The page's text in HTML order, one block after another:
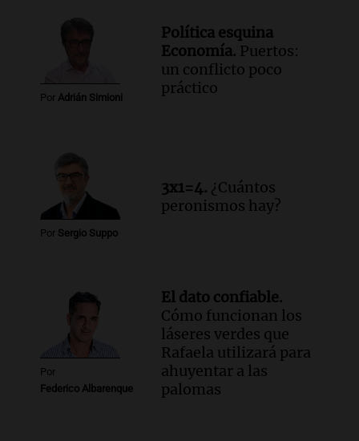
Por Adrián Simioni
Política esquina
Economía. Puertos:
un conflicto poco
práctico
Por Sergio Suppo
3x1=4. ¿Cuántos
peronismos hay?
Por
Federico Albarenque
El dato confiable.
Cómo funcionan los
láseres verdes que
Rafaela utilizará para
ahuyentar a las
palomas